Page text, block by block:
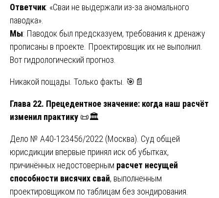
Ответчик: «Сваи не выдержали из-за аномального
паводка».
Мы: Паводок был предсказуем, требования к дренажу
прописаны в проекте. Проектировщик их не выполнил.
Вот гидрологический прогноз.
Никакой пощады. Только факты. 🎯📄
Глава 22. Прецедентное значение: когда наш расчёт
изменил практику 📜🏛️
Дело № А40-123456/2022 (Москва). Суд общей
юрисдикции впервые принял иск об убытках,
причинённых недостоверным расчет несущей
способности висячих свай, выполненным
проектировщиком по таблицам без зондирования.